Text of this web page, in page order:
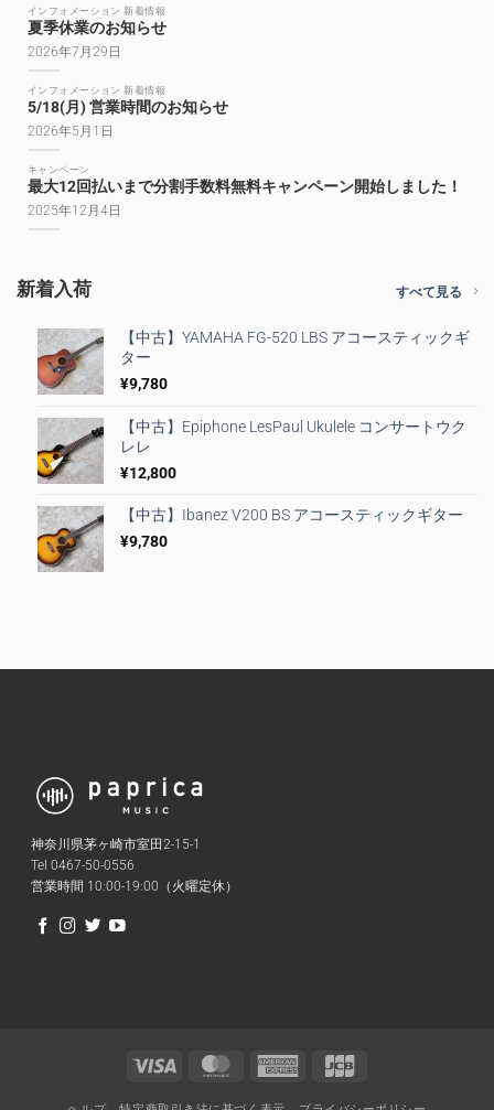
インフォメーション 新着情報
夏季休業のお知らせ
2026年7月29日
インフォメーション 新着情報
5/18(月) 営業時間のお知らせ
2026年5月1日
キャンペーン
最大12回払いまで分割手数料無料キャンペーン開始しました！
2025年12月4日
新着入荷 すべて見る
【中古】YAMAHA FG-520 LBS アコースティックギ
ター
¥9,780
【中古】Epiphone LesPaul Ukulele コンサートウク
レレ
¥12,800
【中古】Ibanez V200 BS アコースティックギター
¥9,780
神奈川県茅ヶ崎市室田2-15-1
Tel 0467-50-0556
営業時間 10:00-19:00（火曜定休）
Visa MasterCard American